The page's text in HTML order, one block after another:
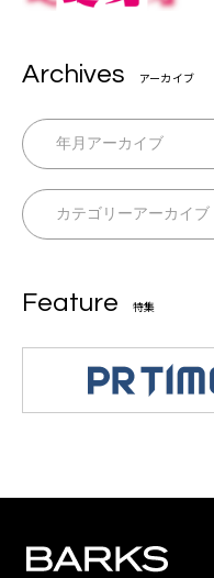
Archives アーカイブ
Feature 特集